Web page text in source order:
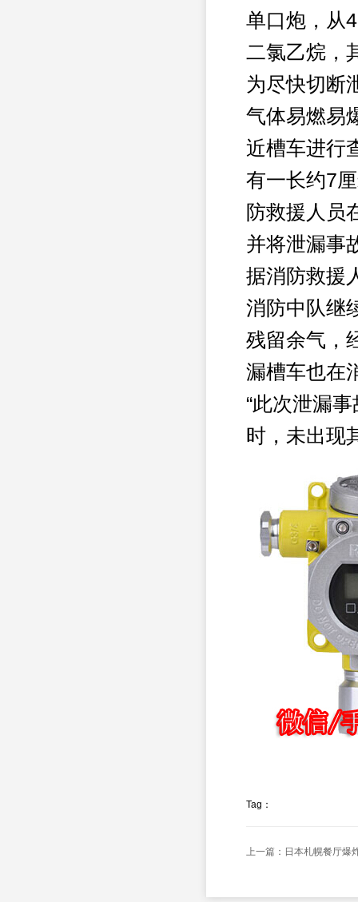
单口炮，从
二氯乙烷，
为尽快切断
气体易燃易
近槽车进行
有一长约7
防救援人员
并将泄漏事
据消防救援
消防中队继
残留余气，
漏槽车也在
“此次泄漏
时，未出现
Tag：
上一篇：日本札幌餐厅爆